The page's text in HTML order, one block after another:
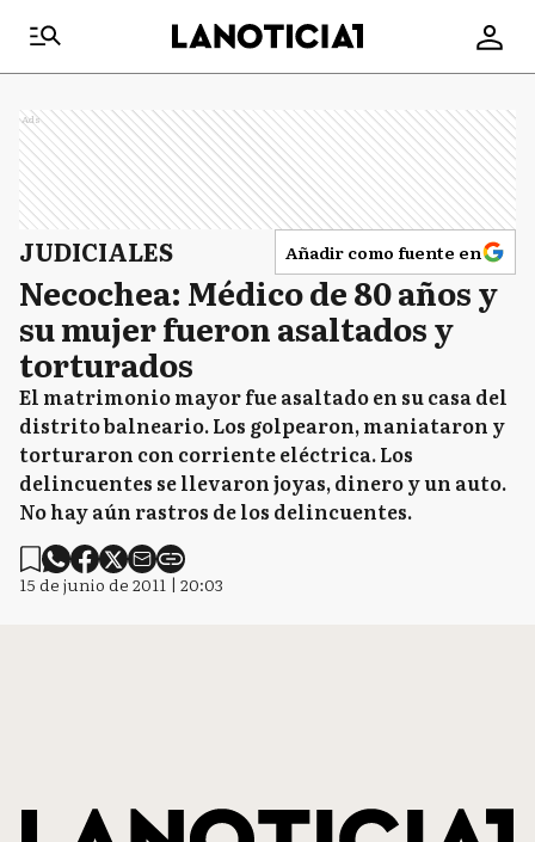
Ads
JUDICIALES Añadir como fuente en
Necochea: Médico de 80 años y
su mujer fueron asaltados y
torturados
El matrimonio mayor fue asaltado en su casa del
distrito balneario. Los golpearon, maniataron y
torturaron con corriente eléctrica. Los
delincuentes se llevaron joyas, dinero y un auto.
No hay aún rastros de los delincuentes.
15 de junio de 2011 | 20:03